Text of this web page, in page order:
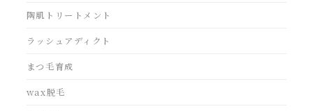
陶肌トリートメント
ラッシュアディクト
まつ毛育成
wax脱毛